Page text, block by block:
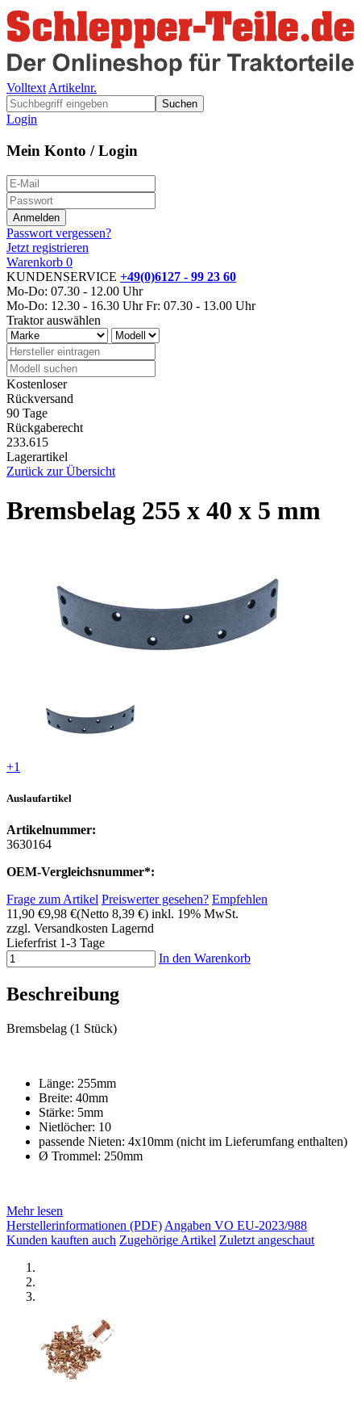
Volltext Artikelnr.
Suchen
Login
Mein Konto / Login
Passwort vergessen?
Jetzt registrieren
Warenkorb 0
KUNDENSERVICE +49(0)6127 - 99 23 60
Mo-Do: 07.30 - 12.00 Uhr
Mo-Do: 12.30 - 16.30 Uhr Fr: 07.30 - 13.00 Uhr
Traktor auswählen
Kostenloser
Rückversand
90 Tage
Rückgaberecht
233.615
Lagerartikel
Zurück zur Übersicht
Bremsbelag 255 x 40 x 5 mm
+1
Auslaufartikel
Artikelnummer:
3630164
OEM-Vergleichsnummer*:
Frage zum Artikel Preiswerter gesehen? Empfehlen
11,90 €9,98 €(Netto 8,39 €) inkl. 19% MwSt.
zzgl. Versandkosten Lagernd
Lieferfrist 1-3 Tage
In den Warenkorb
Beschreibung
Bremsbelag (1 Stück)
Länge: 255mm
Breite: 40mm
Stärke: 5mm
Nietlöcher: 10
passende Nieten: 4x10mm (nicht im Lieferumfang enthalten)
Ø Trommel: 250mm
Mehr lesen
Herstellerinformationen (PDF) Angaben VO EU-2023/988
Kunden kauften auch Zugehörige Artikel Zuletzt angeschaut